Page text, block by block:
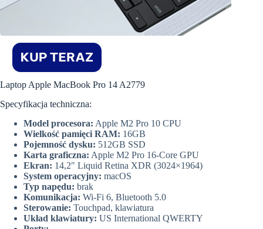
Laptop Apple MacBook Pro 14 A2779
Specyfikacja techniczna:
Model procesora: Apple M2 Pro 10 CPU
Wielkość pamięci RAM: 16GB
Pojemność dysku: 512GB SSD
Karta graficzna: Apple M2 Pro 16-Core GPU
Ekran: 14,2″ Liquid Retina XDR (3024×1964)
System operacyjny: macOS
Typ napędu: brak
Komunikacja: Wi-Fi 6, Bluetooth 5.0
Sterowanie: Touchpad, klawiatura
Układ klawiatury: US International QWERTY